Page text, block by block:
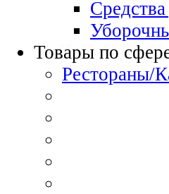
Товары по
Рестораны/